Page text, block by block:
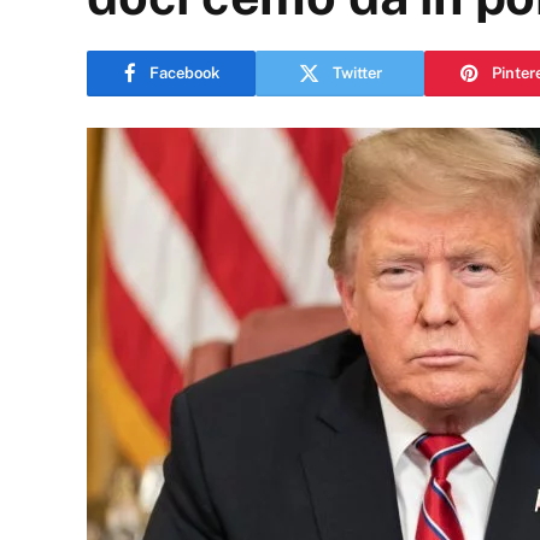
Facebook Twitter